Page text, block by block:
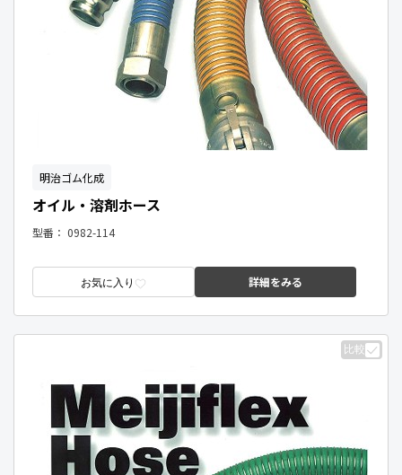
明治ゴム化成
オイル・溶剤ホース
型番： 0982-114
お気に入り 詳細をみる
比較